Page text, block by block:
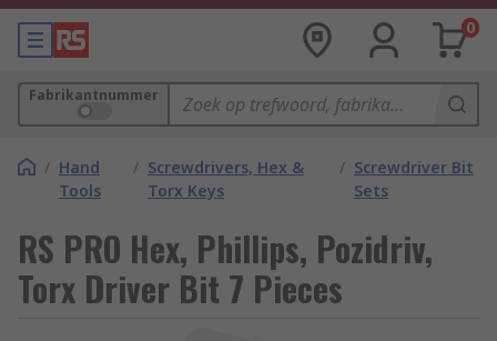
0
Fabrikantnummer
/ Hand
Tools
/ Screwdrivers, Hex &
Torx Keys
/ Screwdriver Bit
Sets
RS PRO Hex, Phillips, Pozidriv,
Torx Driver Bit 7 Pieces